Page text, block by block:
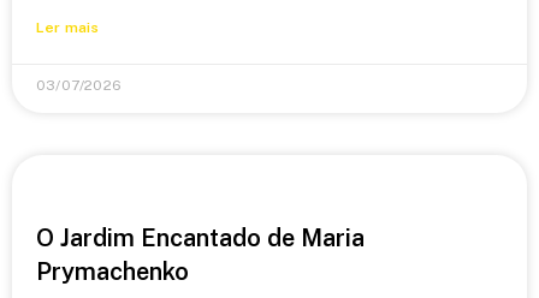
Ler mais
03/07/2026
O Jardim Encantado de Maria
Prymachenko